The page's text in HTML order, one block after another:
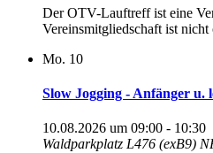
Der OTV-Lauftreff ist eine
Vereinsmitgliedschaft ist
Mo. 10
Slow Jogging - Anfänger u.
10.08.2026 um 09:00 - 10:30
Waldparkplatz L476 (exB9)